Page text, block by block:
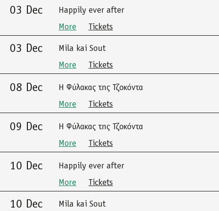
03 Dec
Happily ever after
More
Tickets
03 Dec
Mila kai Sout
More
Tickets
08 Dec
Η Φύλακας της Τζοκόντα
More
Tickets
09 Dec
Η Φύλακας της Τζοκόντα
More
Tickets
10 Dec
Happily ever after
More
Tickets
10 Dec
Mila kai Sout